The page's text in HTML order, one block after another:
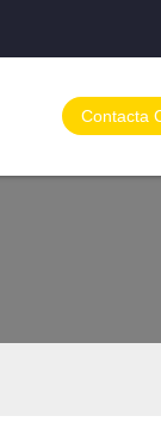
Contacta